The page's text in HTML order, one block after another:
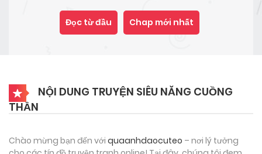
Đọc từ đầu Chap mới nhất
NỘI DUNG TRUYỆN SIÊU NĂNG CUỒNG
THẦN
Chào mừng bạn đến với quaanhdaocuteo – nơi lý tưởng